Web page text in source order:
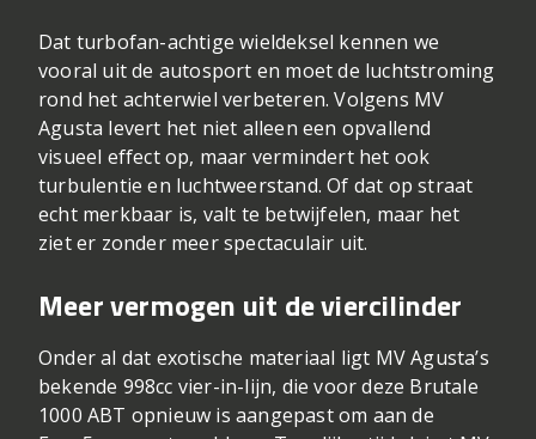
Dat turbofan-achtige wieldeksel kennen we
vooral uit de autosport en moet de luchtstroming
rond het achterwiel verbeteren. Volgens MV
Agusta levert het niet alleen een opvallend
visueel effect op, maar vermindert het ook
turbulentie en luchtweerstand. Of dat op straat
echt merkbaar is, valt te betwijfelen, maar het
ziet er zonder meer spectaculair uit.
Meer vermogen uit de viercilinder
Onder al dat exotische materiaal ligt MV Agusta’s
bekende 998cc vier-in-lijn, die voor deze Brutale
1000 ABT opnieuw is aangepast om aan de